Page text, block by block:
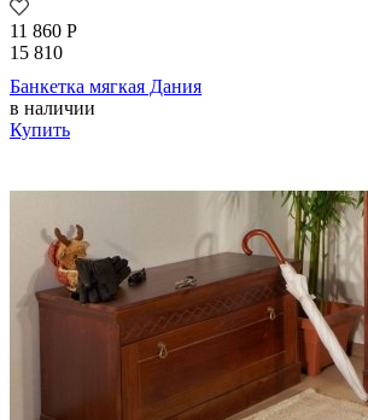
11 860 Р
15 810
Банкетка мягкая Дания
в наличии
Купить